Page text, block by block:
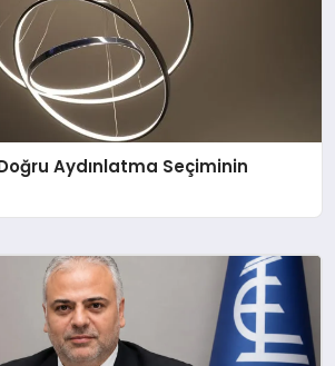
Aydınlatma Seçiminin